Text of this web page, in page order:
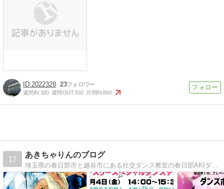
2022328 23
週間IN:180 週間OUT:350 月間IN:860
17
あきちゃりんのブログ
埼玉県の春日部市と越谷市にある社交ダンス教室の春日部AKIダンスアカデミーのブログです。パーティーのお知らせや試合結果などはこちらをチェック!!